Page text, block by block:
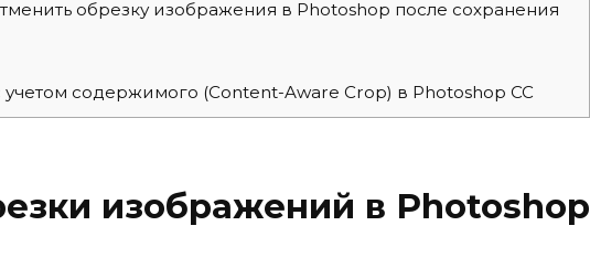
обрезку изображения в Photoshop после сохранения
содержимого (Content-Aware Crop) в Photoshop CC
изображений в Photoshop